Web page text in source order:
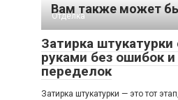
Вам также может
Отделка
Затирка
руками без ошибок
переделок
Затирка штукатурки — это тот